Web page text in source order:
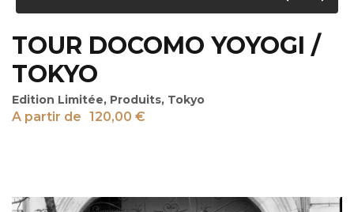
TOUR DOCOMO YOYOGI /
TOKYO
Edition Limitée, Produits, Tokyo
A partir de 120,00 €